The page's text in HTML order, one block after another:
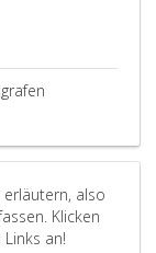
also
Klicken
an!